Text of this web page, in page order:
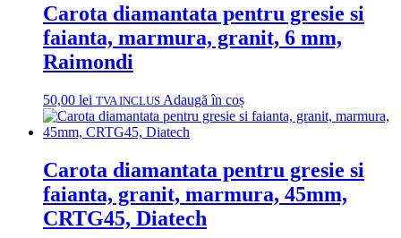
Carota diamantata pentru gresie si
faianta, marmura, granit, 6 mm,
Raimondi
50,00 lei TVA INCLUS Adaugă în coș
Carota diamantata pentru gresie si
faianta, granit, marmura, 45mm,
CRTG45, Diatech